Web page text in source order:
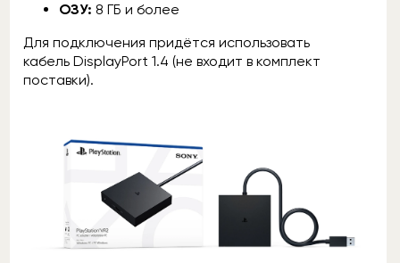
ОЗУ: 8 ГБ и более
Для подключения придётся использовать
кабель DisplayPort 1.4 (не входит в комплект
поставки).